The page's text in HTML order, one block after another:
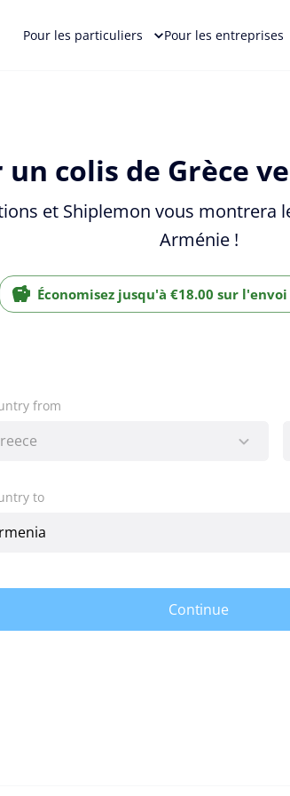
Pour les particuliers Pour les entreprises
un colis de Grèce
et Shiplemon vous montrera
Arménie !
Économisez jusqu'à €18.00 sur
from
to
Continue